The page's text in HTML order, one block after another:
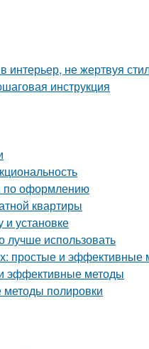
интерьер, не жертвуя
инструкция
по оформлению
квартиры
и установке
лучше использовать
простые и эффективные
эффективные методы
методы полировки